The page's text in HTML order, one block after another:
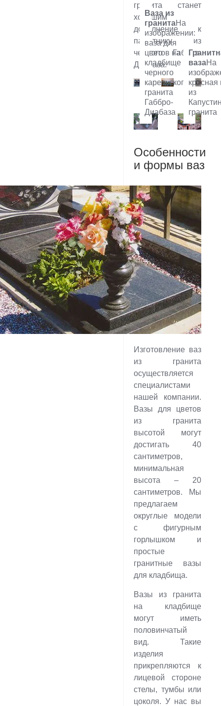
гранита станет
хорошим
дополнение к
памятнику из
черного Габбро-
Диабаза.
Ваза из
гранитаНа
изображении:
ваза для
цветов на
кладбище из
черного
карельского
гранита
Габбро-
Диабаза
вазаНа
красная
из
гранита
Особенности
и формы ваз
Изготовление ваз
из гранита
осуществляется
специалистами
нашей компании.
Вазы для цветов
из гранита
высотой могут
достигать 40
сантиметров,
минимальная
высота – 20
сантиметров. Мы
предлагаем
округлые модели
с фигурным
горлышком и
простые
гранитные вазы
для кладбища.
Вазы из гранита
на кладбище
могут иметь
половинчатый
вид. Такие
изделия
прикрепляются к
лицевой стороне
стелы, тумбы или
цоколя. У нас вы